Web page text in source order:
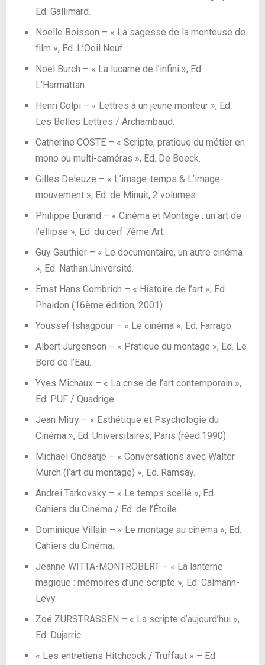
Ed. Gallimard.
Noëlle Boisson – « La sagesse de la monteuse de
film », Ed. L’Oeil Neuf.
Noël Burch – « La lucarne de l’infini », Ed.
L’Harmattan.
Henri Colpi – « Lettres à un jeune monteur », Ed.
Les Belles Lettres / Archambaud.
Catherine COSTE – « Scripte, pratique du métier en
mono ou multi-caméras », Ed. De Boeck.
Gilles Deleuze – « L’image-temps & L’image-
mouvement », Ed. de Minuit, 2 volumes.
Philippe Durand – « Cinéma et Montage : un art de
l’ellipse », Ed. du cerf 7ème Art.
Guy Gauthier – « Le documentaire, un autre cinéma
», Ed. Nathan Université.
Ernst Hans Gombrich – « Histoire de l’art », Ed.
Phaidon (16ème édition, 2001).
Youssef Ishagpour – « Le cinéma », Ed. Farrago.
Albert Jurgenson – « Pratique du montage », Ed. Le
Bord de l’Eau.
Yves Michaux – « La crise de l’art contemporain »,
Ed. PUF / Quadrige.
Jean Mitry – « Esthétique et Psychologie du
Cinéma », Ed. Universitaires, Paris (réed.1990).
Michael Ondaatje – « Conversations avec Walter
Murch (l’art du montage) », Ed. Ramsay.
Andrei Tarkovsky – « Le temps scellé », Ed.
Cahiers du Cinéma / Ed. de l’Étoile.
Dominique Villain – « Le montage au cinéma », Ed.
Cahiers du Cinéma.
Jeanne WITTA-MONTROBERT – « La lanterne
magique : mémoires d’une scripte », Ed. Calmann-
Levy.
Zoé ZURSTRASSEN – « La scripte d’aujourd’hui »,
Ed. Dujarric.
« Les entretiens Hitchcock / Truffaut » – Ed.